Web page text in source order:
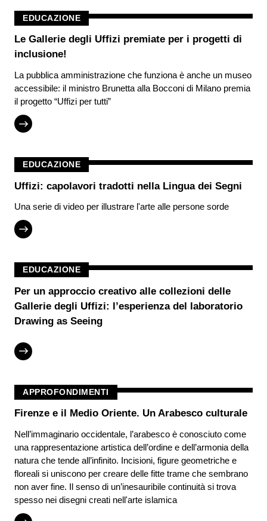
EDUCAZIONE
Le Gallerie degli Uffizi premiate per i progetti di
inclusione!
La pubblica amministrazione che funziona è anche un museo
accessibile: il ministro Brunetta alla Bocconi di Milano premia
il progetto “Uffizi per tutti”
EDUCAZIONE
Uffizi: capolavori tradotti nella Lingua dei Segni
Una serie di video per illustrare l'arte alle persone sorde
EDUCAZIONE
Per un approccio creativo alle collezioni delle
Gallerie degli Uffizi: l’esperienza del laboratorio
Drawing as Seeing
APPROFONDIMENTI
Firenze e il Medio Oriente. Un Arabesco culturale
Nell’immaginario occidentale, l’arabesco è conosciuto come
una rappresentazione artistica dell’ordine e dell’armonia della
natura che tende all’infinito. Incisioni, figure geometriche e
floreali si uniscono per creare delle fitte trame che sembrano
non aver fine. Il senso di un’inesauribile continuità si trova
spesso nei disegni creati nell'arte islamica